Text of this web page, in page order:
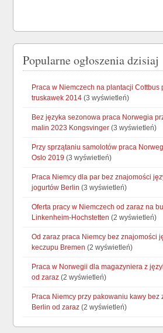
Popularne ogłoszenia dzisiaj
Praca w Niemczech na plantacji Cottbus
truskawek 2014 (3 wyświetleń)
Bez języka sezonowa praca Norwegia
malin 2023 Kongsvinger (3 wyświetleń)
Przy sprzątaniu samolotów praca
Oslo 2019 (3 wyświetleń)
Praca Niemcy dla par bez znajomości
jogurtów Berlin (3 wyświetleń)
Oferta pracy w Niemczech od zaraz na
Linkenheim-Hochstetten (2 wyświetleń)
Od zaraz praca Niemcy bez znajomości
keczupu Bremen (2 wyświetleń)
Praca w Norwegii dla magazyniera z
od zaraz (2 wyświetleń)
Praca Niemcy przy pakowaniu kawy bez
Berlin od zaraz (2 wyświetleń)